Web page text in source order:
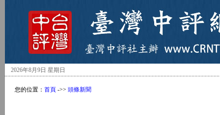
2026年8月9日 星期日
您的位置： 首頁 ->> 頭條新聞